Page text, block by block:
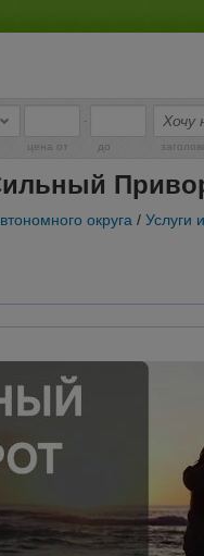
-
цена от до
округа / Услуги